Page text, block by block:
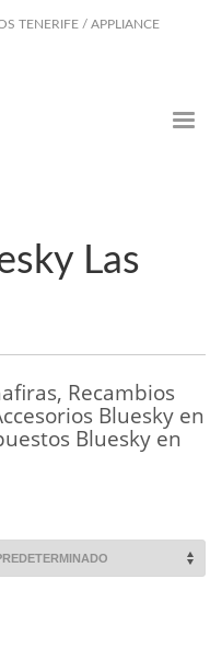
TENERIFE / APPLIANCE
Las
Recambios
Bluesky en
Bluesky en